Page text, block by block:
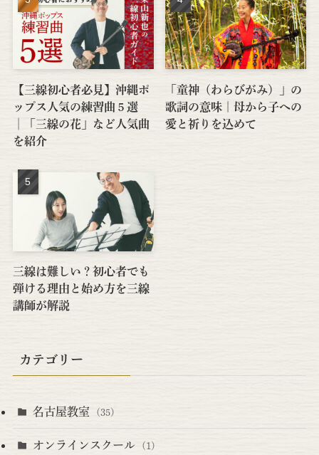
【三線初心者必見】沖縄ポ
ップス人気の練習曲５選
│「三線の花」など人気曲
を紹介
「童神（わらびがみ）」の
歌詞の意味｜母から子への
愛と祈りを込めて
三線は難しい？初心者でも
弾ける理由と始め方を三線
講師が解説
カテゴリー
名古屋教室 (35)
オンラインスクール (1)